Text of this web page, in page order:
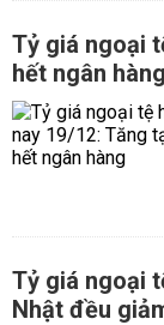
Tỷ giá ngoại
hết ngân hàng
Tỷ giá ngoại
Nhật đều